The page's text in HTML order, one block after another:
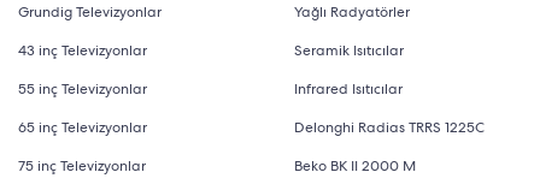
Grundig Televizyonlar
43 inç Televizyonlar
55 inç Televizyonlar
65 inç Televizyonlar
75 inç Televizyonlar
Yağlı Radyatörler
Seramik Isıtıcılar
Infrared Isıtıcılar
Delonghi Radias TRRS 1225C
Beko BK II 2000 M